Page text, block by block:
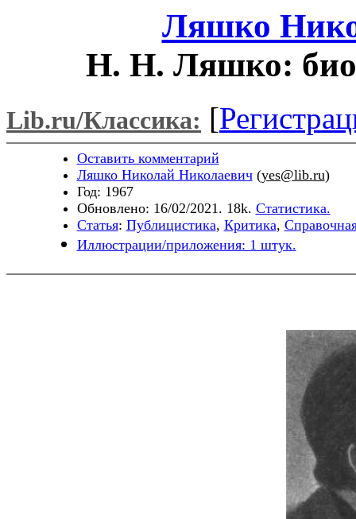
Ляшко
Н. Н. Ляшко:
Lib.ru/Классика: [
Оставить комментарий
Ляшко Николай Николаевич(yes@lib.ru)
Год: 1967
Обновлено: 16/02/2021. 18k. Статистика.
Статья: Публицистика, Критика,
Иллюстрации/приложения: 1 штук.